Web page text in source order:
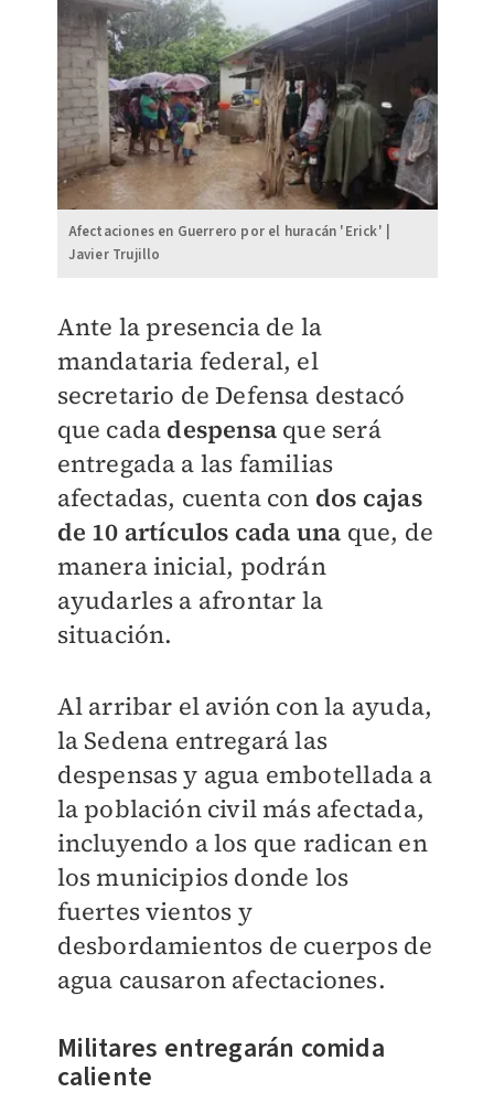
Afectaciones en Guerrero por el huracán 'Erick' |
Javier Trujillo
Ante la presencia de la
mandataria federal, el
secretario de Defensa destacó
que cada despensaque será
entregada a las familias
afectadas, cuenta con dos cajas
de 10 artículos cada una que, de
manera inicial, podrán
ayudarles a afrontar la
situación.
Al arribar el avión con la ayuda,
la Sedena entregará las
despensas y agua embotellada a
la población civil más afectada,
incluyendo a los que radican en
los municipios donde los
fuertes vientos y
desbordamientos de cuerpos de
agua causaron afectaciones.
Militares entregarán comida
caliente